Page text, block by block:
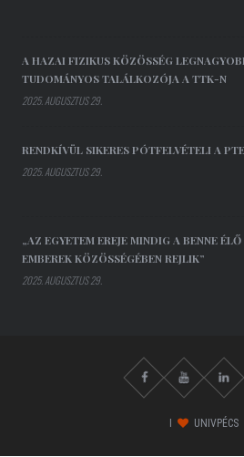
A HAZAI FIZIKUS KÖZÖSSÉG
TUDOMÁNYOS TALÁLKOZÓJA A TTK-N
2025. AUGUSZTUS 29.
RENDKÍVÜL SIKERES PÓTFELVÉTELI A
2025. AUGUSZTUS 29.
„AZ EGYETEM EREJE MINDIG A BENNE ÉLŐ
EMBEREK KÖZÖSSÉGÉBEN REJLIK”
2025. AUGUSZTUS 29.
UNIVPÉCS